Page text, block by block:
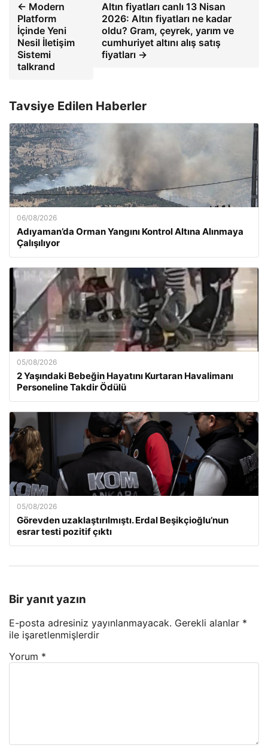
← Modern
Platform
İçinde Yeni
Nesil İletişim
Sistemi
talkrand
Altın fiyatları canlı 13 Nisan
2026: Altın fiyatları ne kadar
oldu? Gram, çeyrek, yarım ve
cumhuriyet altını alış satış
fiyatları →
Tavsiye Edilen Haberler
06/08/2026
Adıyaman’da Orman Yangını Kontrol Altına Alınmaya
Çalışılıyor
05/08/2026
2 Yaşındaki Bebeğin Hayatını Kurtaran Havalimanı
Personeline Takdir Ödülü
05/08/2026
Görevden uzaklaştırılmıştı. Erdal Beşikçioğlu’nun
esrar testi pozitif çıktı
Bir yanıt yazın
E-posta adresiniz yayınlanmayacak. Gerekli alanlar *
ile işaretlenmişlerdir
Yorum *